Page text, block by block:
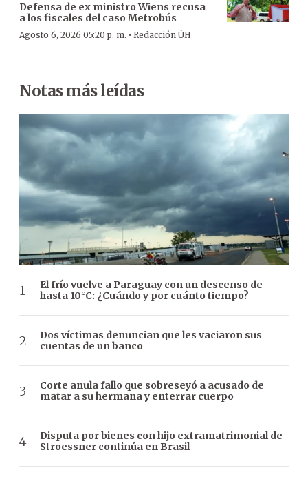
Defensa de ex ministro Wiens recusa
a los fiscales del caso Metrobús
Agosto 6, 2026 05:20 p. m. · Redacción ÚH
Notas más leídas
El frío vuelve a Paraguay con un descenso de
hasta 10°C: ¿Cuándo y por cuánto tiempo?
Dos víctimas denuncian que les vaciaron sus
cuentas de un banco
Corte anula fallo que sobreseyó a acusado de
matar a su hermana y enterrar cuerpo
Disputa por bienes con hijo extramatrimonial de
Stroessner continúa en Brasil